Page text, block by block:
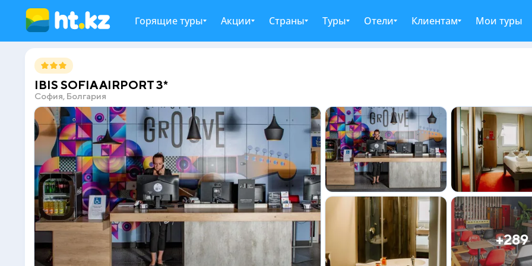
Горящие туры Акции Страны Туры Отели Клиентам Мои туры
IBIS SOFIA AIRPORT 3*
София, Болгария
+289